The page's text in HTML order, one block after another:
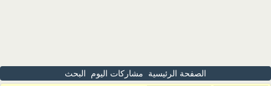
الصفحة الرئيسية مشاركات اليوم البحث